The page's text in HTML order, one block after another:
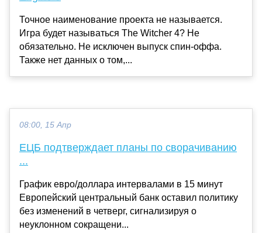
Точное наименование проекта не называется.
Игра будет называться The Witcher 4? Не
обязательно. Не исключен выпуск спин-оффа.
Также нет данных о том,...
08:00, 15 Апр
ЕЦБ подтверждает планы по сворачиванию
...
График евро/доллара интервалами в 15 минут
Европейский центральный банк оставил политику
без изменений в четверг, сигнализируя о
неуклонном сокращени...